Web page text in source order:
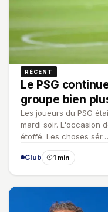
RÉCENT
Le PSG
groupe bien
Les joueurs du PSG
mardi soir. L'occasion
étoffé. Les choses sér…
Club 1 min